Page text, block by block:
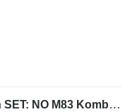
AB Aktiebolaget C.E. Johansson SET: NO M83 Kombinationsmått